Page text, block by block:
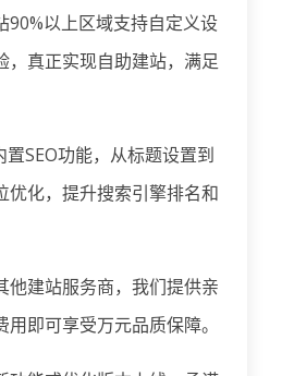
90%以上区域支持自定义设
，真正实现自助建站，满足
置SEO功能，从标题设置到
优化，提升搜索引擎排名和
他建站服务商，我们提供亲
即可享受万元品质保障。